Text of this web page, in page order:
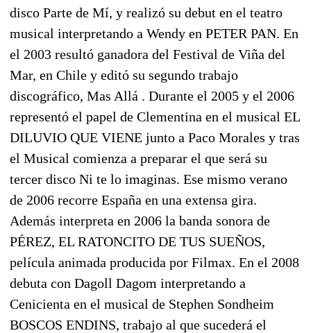
disco Parte de Mí, y realizó su debut en el teatro
musical interpretando a Wendy en PETER PAN. En
el 2003 resultó ganadora del Festival de Viña del
Mar, en Chile y editó su segundo trabajo
discográfico, Mas Allá . Durante el 2005 y el 2006
representó el papel de Clementina en el musical EL
DILUVIO QUE VIENE junto a Paco Morales y tras
el Musical comienza a preparar el que será su
tercer disco Ni te lo imaginas. Ese mismo verano
de 2006 recorre España en una extensa gira.
Además interpreta en 2006 la banda sonora de
PÉREZ, EL RATONCITO DE TUS SUEÑOS,
película animada producida por Filmax. En el 2008
debuta con Dagoll Dagom interpretando a
Cenicienta en el musical de Stephen Sondheim
BOSCOS ENDINS, trabajo al que sucederá el